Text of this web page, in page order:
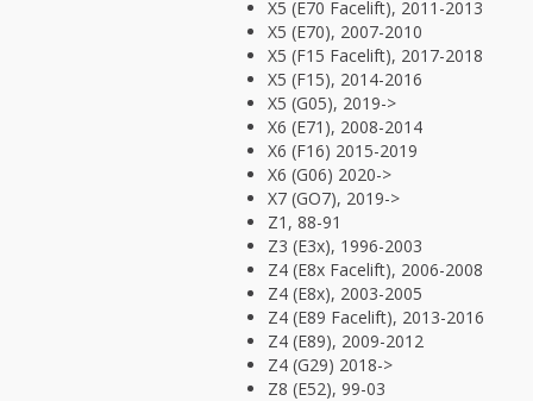
X5 (E70 Facelift), 2011-2013
X5 (E70), 2007-2010
X5 (F15 Facelift), 2017-2018
X5 (F15), 2014-2016
X5 (G05), 2019->
X6 (E71), 2008-2014
X6 (F16) 2015-2019
X6 (G06) 2020->
X7 (GO7), 2019->
Z1, 88-91
Z3 (E3x), 1996-2003
Z4 (E8x Facelift), 2006-2008
Z4 (E8x), 2003-2005
Z4 (E89 Facelift), 2013-2016
Z4 (E89), 2009-2012
Z4 (G29) 2018->
Z8 (E52), 99-03